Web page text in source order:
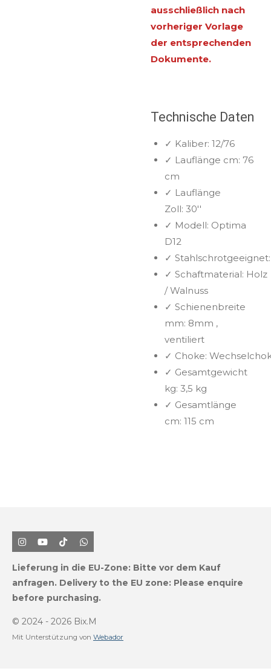
ausschließlich nach
vorheriger Vorlage
der entsprechenden
Dokumente.
Technische Daten
✓ Kaliber: 12/76
✓ Lauflänge cm: 76
cm
✓ Lauflänge
Zoll: 30''
✓ Modell: Optima
D12
✓
✓ Schaftmaterial: Holz
/ Walnuss
✓ Schienenbreite
mm: 8mm ,
ventiliert
✓ Choke:
✓ Gesamtgewicht
kg: 3,5 kg
✓ Gesamtlänge
cm: 115 cm
I
n
t
a
r
m
Y
o
T
u
e
T
i
k
T
o
W
h
t
s
p
Lieferung in die EU-Zone: Bitte vor dem Kauf
anfragen. Delivery to the EU zone: Please enquire
before purchasing.
© 2024 - 2026 Bix.M
Mit Unterstützung von Webador